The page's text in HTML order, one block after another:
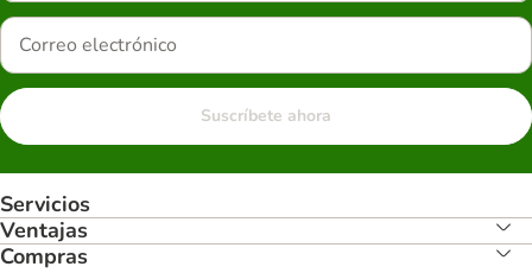
Suscríbete ahora
Servicios
Ventajas
Compras